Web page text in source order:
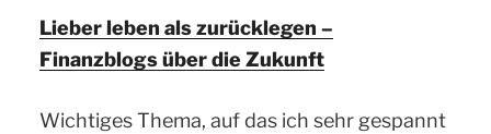
Lieber leben als zurücklegen –
Finanzblogs über die Zukunft
Wichtiges Thema, auf das ich sehr gespannt